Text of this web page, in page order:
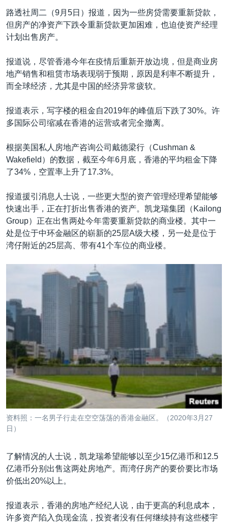
关注西藏
关注新疆
路透社周二（9月5日）报道，因为一些房贷需要重新贷款，
但房产的净资产下跌令重新贷款更加困难，也迫使资产经理
计划出售房产。
报道说，尽管香港今年在疫情后重新开放边境，但是商业房
地产销售和租赁市场表现弱于预期，原因是利率不断提升，
而全球经济，尤其是中国的经济异常疲软。
报道表示，写字楼的租金自2019年的峰值后下跌了30%。许
多国际公司缩减在香港的运营或者完全撤离。
根据美国私人房地产咨询公司戴德梁行（Cushman &
Wakefield）的数据，截至今年6月底，香港的平均租金下降
了34%，空置率上升了17.3%。
报道援引消息人士说，一些更大型的资产管理经理希望能够
快速出手，正在打折出售香港的资产。凯龙瑞集团（Kailong
Group）正在出售两处今年需要重新贷款的商业楼。其中一
处是位于中环金融区的崭新的25层A级大楼，另一处是位于
湾仔附近的25层高、带有41个车位的商业楼。
资料照：一名男子行走在空空荡荡的香港金融区。（2020年3月27
日）
了解情况的人士说，凯龙瑞希望能够以至少15亿港币和12.5
亿港币分别出售这两处房地产。而湾仔房产的要价要比市场
价低出20%以上。
报道表示，香港的房地产经纪人说，由于更高的利息成本，
许多资产陷入负现金流，投资者没有任何继续持有这些楼宇